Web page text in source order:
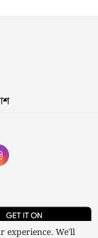
experience. We'll